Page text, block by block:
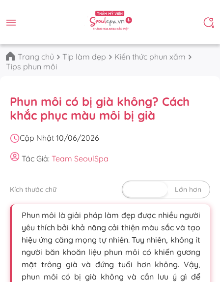
Trang chủ Tip làm đẹp
Kiến thức phun xăm
Tips phun môi
Phun môi có bị già không? Cách
khắc phục màu môi bị già
Cập Nhật 10/06/2026
Tác Giả: Team SeoulSpa
Kích thước chữ Lớn hơn
Phun môi là giải pháp làm đẹp được nhiều người
yêu thích bởi khả năng cải thiện màu sắc và tạo
hiệu ứng căng mọng tự nhiên. Tuy nhiên, không ít
người băn khoăn liệu phun môi có khiến gương
mặt trông già và đứng tuổi hơn không. Vậy,
phun môi có bị già không và cần lưu ý gì để